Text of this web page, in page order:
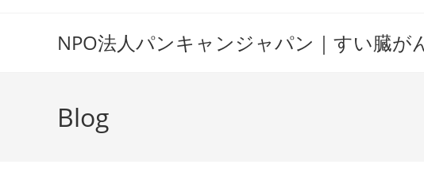
NPO法人パンキャンジャパン｜すい臓が
Blog